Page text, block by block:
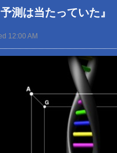
測は当たっていた』
12:00 AM